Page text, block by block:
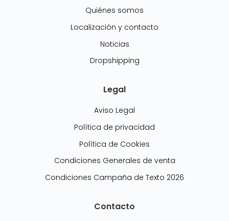
Quiénes somos
Localización y contacto
Noticias
Dropshipping
Legal
Aviso Legal
Política de privacidad
Política de Cookies
Condiciones Generales de venta
Condiciones Campaña de Texto 2026
Contacto